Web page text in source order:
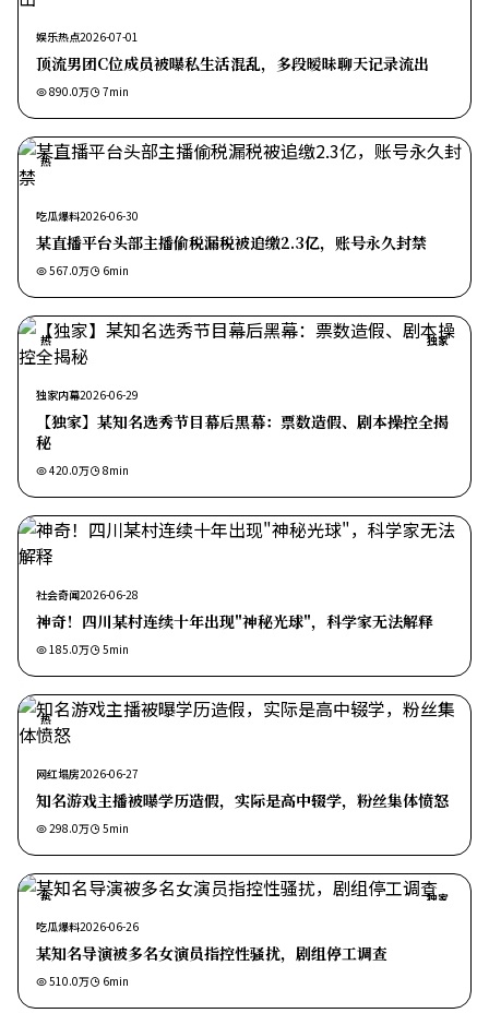
娱乐热点2026-07-01
顶流男团C位成员被曝私生活混乱，多段暧昧聊天记录流出
890.0万 7min
热
吃瓜爆料2026-06-30
某直播平台头部主播偷税漏税被追缴2.3亿，账号永久封禁
567.0万 6min
热 独家
独家内幕2026-06-29
【独家】某知名选秀节目幕后黑幕：票数造假、剧本操控全揭
秘
420.0万 8min
社会奇闻2026-06-28
神奇！四川某村连续十年出现"神秘光球"，科学家无法解释
185.0万 5min
热
网红塌房2026-06-27
知名游戏主播被曝学历造假，实际是高中辍学，粉丝集体愤怒
298.0万 5min
热
独家
吃瓜爆料2026-06-26
某知名导演被多名女演员指控性骚扰，剧组停工调查
510.0万 6min